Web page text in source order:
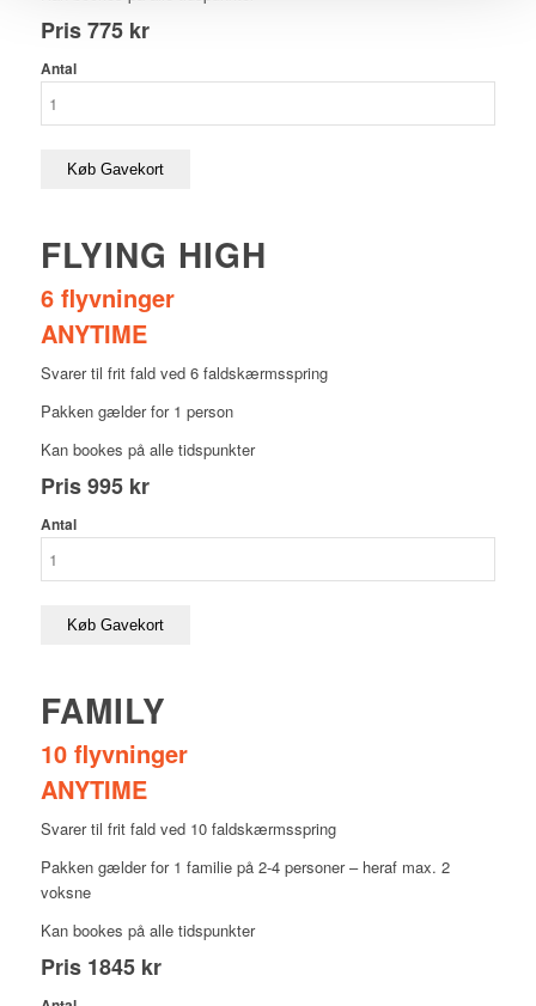
Pris775 kr
Antal
Køb Gavekort
FLYING HIGH
6 flyvninger
ANYTIME
Svarer til frit fald ved 6 faldskærmsspring
Pakken gælder for 1 person
Kan bookes på alle tidspunkter
Pris995 kr
Antal
Køb Gavekort
FAMILY
10 flyvninger
ANYTIME
Svarer til frit fald ved 10 faldskærmsspring
Pakken gælder for 1 familie på 2-4 personer – heraf max. 2
voksne
Kan bookes på alle tidspunkter
Pris 1845 kr